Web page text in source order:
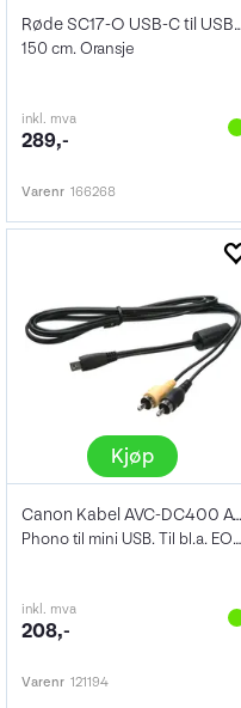
Røde SC17-O
150 cm. Oransje
inkl. mva
289,-
Varenr 166268
Kjøp
Canon Kabel AVC-DC400 AV til Mini USB
Phono til mini USB. Til bl.a. EOS 500D
inkl. mva
208,-
Varenr 121194